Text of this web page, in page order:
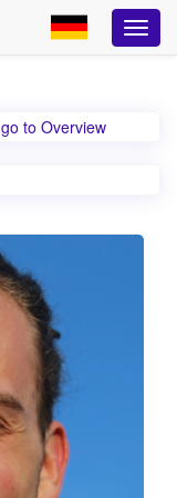
go to Overview